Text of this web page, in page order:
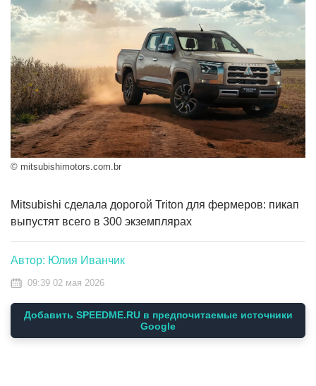
© mitsubishimotors.com.br
Mitsubishi сделала дорогой Triton для фермеров: пикап
выпустят всего в 300 экземплярах
Автор: Юлия Иванчик
09:39 02 мая 2026
Добавить SPEEDME.RU в предпочитаемые источники
Google